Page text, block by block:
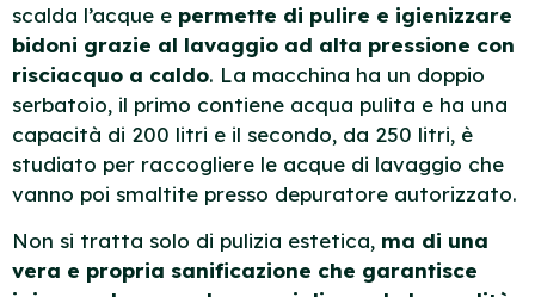
scalda l’acque e permette di pulire e igienizzare
bidoni grazie al lavaggio ad alta pressione con
risciacquo a caldo. La macchina ha un doppio
serbatoio, il primo contiene acqua pulita e ha una
capacità di 200 litri e il secondo, da 250 litri, è
studiato per raccogliere le acque di lavaggio che
vanno poi smaltite presso depuratore autorizzato.
Non si tratta solo di pulizia estetica, ma di una
vera e propria sanificazione che garantisce